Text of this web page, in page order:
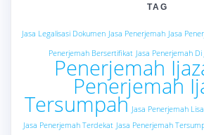
TAG
Jasa Legalisasi Dokumen Jasa Penerjemah Jasa
Penerjemah Bersertifikat Jasa Penerjemah Di
Penerjemah
Penerjemah
Tersumpah Jasa Penerjemah
Jasa Penerjemah Terdekat Jasa Penerjemah